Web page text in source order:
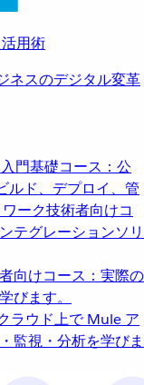
用術
ネスのデジタル変革
門基礎コース：公
ルド、デプロイ、管
ーク技術者向けコ
テグレーションソリ
向けコース：実際の
びます。
ラウド上で Mule ア
監視・分析を学びま